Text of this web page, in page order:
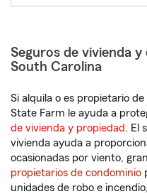
Seguros de vivienda
South Carolina
Si alquila o es propietario
State Farm le ayuda a
de vivienda y propiedad. El
vivienda ayuda a
ocasionadas por viento,
propietarios de condominio
unidades de robo e